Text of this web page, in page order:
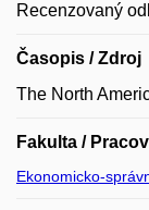
Recenzovaný
Časopis / Zdroj
The North
Fakulta /
Ekonomicko-